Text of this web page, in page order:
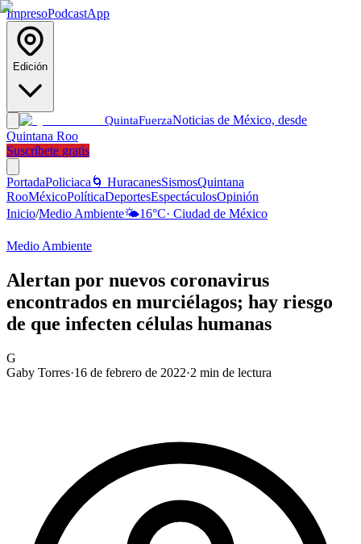
ImpresoPodcastApp
Edición
QuintaFuerzaNoticias de México, desde
Quintana Roo
Suscríbete gratis
PortadaPoliciaca 🌀 HuracanesSismosQuintana
RooMéxicoPolíticaDeportesEspectáculosOpinión
Inicio/Medio Ambiente🌤️16°C· Ciudad de México
Medio Ambiente
Alertan por nuevos coronavirus
encontrados en murciélagos; hay riesgo
de que infecten células humanas
G
Gaby Torres·16 de febrero de 2022·2 min de lectura